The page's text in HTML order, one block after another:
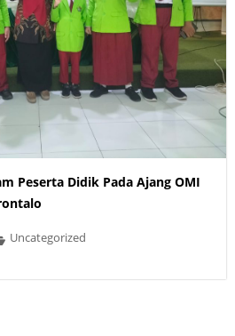
Peserta Didik Pada Ajang OMI
Uncategorized